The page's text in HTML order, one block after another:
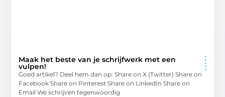
Maak het beste van je schrijfwerk met een
vulpen!
Goed artikel? Deel hem dan op: Share on X (Twitter) Share on
Facebook Share on Pinterest Share on LinkedIn Share on
Email We schrijven tegenwoordig